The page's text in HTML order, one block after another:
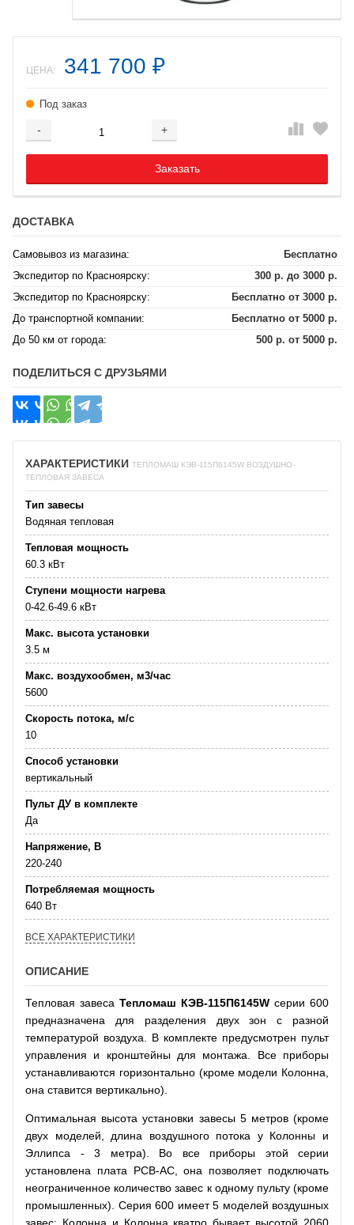
ЦЕНА: 341 700 ₽
Под заказ
- +
Добавляется...
Заказать
Добавлен
ДОСТАВКА
Самовывоз из магазина:
Бесплатно
Экспедитор по Красноярску:
300 р. до 3000 р.
Экспедитор по Красноярску:
Бесплатно от 3000 р.
До транспортной компании:
Бесплатно от 5000 р.
До 50 км от города:
500 р. от 5000 р.
ПОДЕЛИТЬСЯ С ДРУЗЬЯМИ
ХАРАКТЕРИСТИКИ ТЕПЛОМАШ КЭВ-115П6145W ВОЗДУШНО-
ТЕПЛОВАЯ ЗАВЕСА
Тип завесы
Водяная тепловая
Тепловая мощность
60.3 кВт
Ступени мощности нагрева
0-42.6-49.6 кВт
Макс. высота установки
3.5 м
Макс. воздухообмен, м3/час
5600
Скорость потока, м/с
10
Способ установки
вертикальный
Пульт ДУ в комплекте
Да
Напряжение, В
220-240
Потребляемая мощность
640 Вт
ВСЕ ХАРАКТЕРИСТИКИ
ОПИСАНИЕ
Тепловая завеса Тепломаш КЭВ-115П6145W серии 600
предназначена для разделения двух зон с разной
температурой воздуха. В комплекте предусмотрен пульт
управления и кронштейны для монтажа. Все приборы
устанавливаются горизонтально (кроме модели Колонна,
она ставится вертикально).
Оптимальная высота установки завесы 5 метров (кроме
двух моделей, длина воздушного потока у Колонны и
Эллипса - 3 метра). Во все приборы этой серии
установлена плата РСВ-АС, она позволяет подключать
неограниченное количество завес к одному пульту (кроме
промышленных). Серия 600 имеет 5 моделей воздушных
завес: Колонна и Колонна кватро бывает высотой 2060